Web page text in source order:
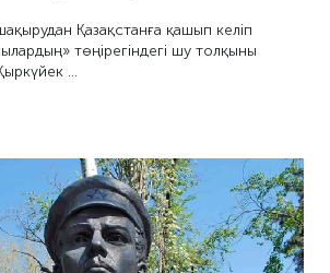
Қазақстанға қашып келіп
төңірегіндегі шу толқыны
…